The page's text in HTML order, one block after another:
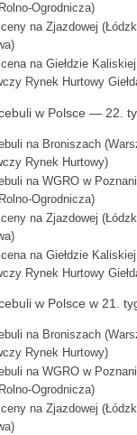
Ogrodnicza)
na Zjazdowej
na Giełdzie
Rynek Hurtowy
w Polsce — 22.
na Broniszach
Rynek Hurtowy)
na WGRO w
Ogrodnicza)
na Zjazdowej
na Giełdzie
Rynek Hurtowy
w Polsce w 21.
na Broniszach
Rynek Hurtowy)
na WGRO w
Ogrodnicza)
na Zjazdowej